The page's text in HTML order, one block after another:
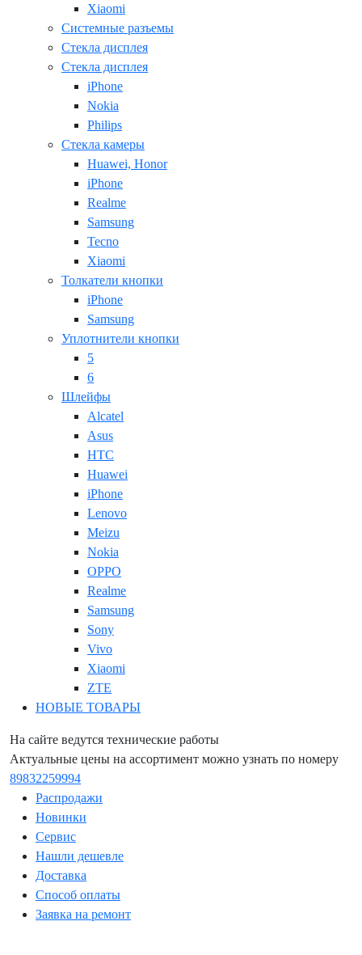
Xiaomi
Системные разъемы
Стекла дисплея
Стекла дисплея
iPhone
Nokia
Philips
Стекла камеры
Huawei, Honor
iPhone
Realme
Samsung
Tecno
Xiaomi
Толкатели кнопки
iPhone
Samsung
Уплотнители кнопки
5
6
Шлейфы
Alcatel
Asus
HTC
Huawei
iPhone
Lenovo
Meizu
Nokia
OPPO
Realme
Samsung
Sony
Vivo
Xiaomi
ZTE
НОВЫЕ ТОВАРЫ
На сайте ведутся технические работы
Актуальные цены на ассортимент можно узнать по номеру
89832259994
Распродажи
Новинки
Сервис
Нашли дешевле
Доставка
Способ оплаты
Заявка на ремонт